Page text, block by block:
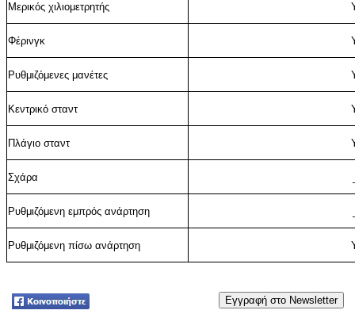
Μερικός χιλιομετρητής
Φέρινγκ
Ρυθμιζόμενες μανέτες
Κεντρικό σταντ
Πλάγιο σταντ
Σχάρα
Ρυθμιζόμενη εμπρός ανάρτηση
Ρυθμιζόμενη πίσω ανάρτηση
Tweet